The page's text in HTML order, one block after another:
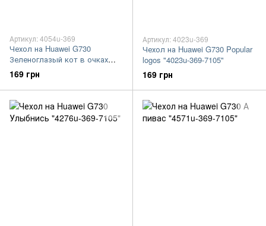
Артикул: 4054u-369
Чехол на Huawei G730
Зеленоглазый кот в очках
"4054u-369-7105"
169 грн
Артикул: 4023u-369
Чехол на Huawei G730 Popular
logos "4023u-369-7105"
169 грн